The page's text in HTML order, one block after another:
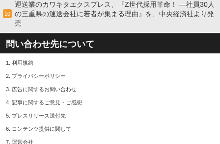
10
運送業のカワキタエクスプレス、『Z世代採用革命！ ―社員30人
の三重県の運送会社に若者が集まる理由』を、中央経済社より発
売
問い合わせ先について
1. 利用規約
2. プライバシーポリシー
3. 広告に関するお問い合わせ
4. 記事に関するご意見・ご感想
5. プレスリリース送付先
6. コンテンツ提供に関して
7. 運営会社